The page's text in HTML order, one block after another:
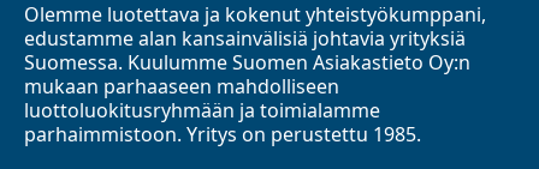
Olemme luotettava ja kokenut yhteistyökumppani,
edustamme alan kansainvälisiä johtavia yrityksiä
Suomessa. Kuulumme Suomen Asiakastieto Oy:n
mukaan parhaaseen mahdolliseen
luottoluokitusryhmään ja toimialamme
parhaimmistoon. Yritys on perustettu 1985.